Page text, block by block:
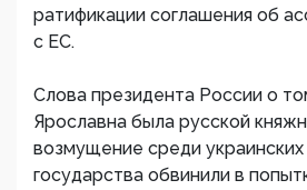
ратификации соглашения об
с ЕС.
Слова президента России о
Ярославна была русской
возмущение среди украинских
государства обвинили в